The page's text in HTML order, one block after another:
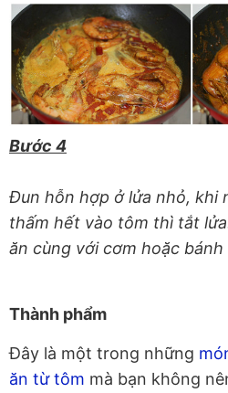
Bước 4
Đun hỗn hợp ở lửa nhỏ, khi
thấm hết vào tôm thì tắt
ăn cùng với cơm hoặc
Thành phẩm
Đây là một trong những
ăn từ tôm mà bạn không